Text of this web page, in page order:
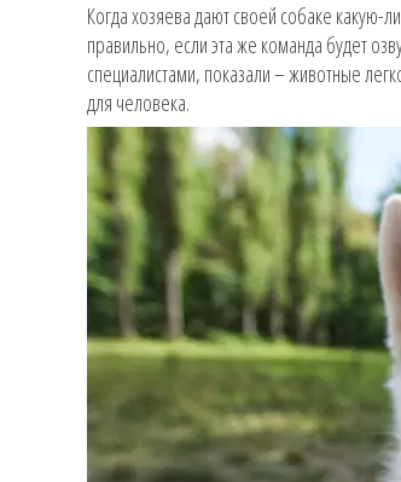
Когда хозяева дают своей собаке какую-
правильно, если эта же команда будет
специалистами, показали – животные
для человека.